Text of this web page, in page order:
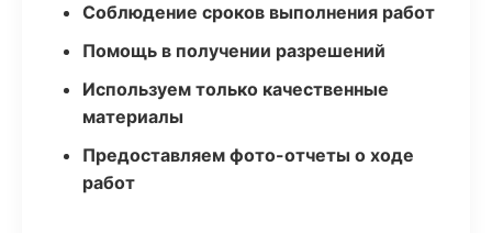
Соблюдение сроков выполнения работ
Помощь в получении разрешений
Используем только качественные
материалы
Предоставляем фото-отчеты о ходе
работ